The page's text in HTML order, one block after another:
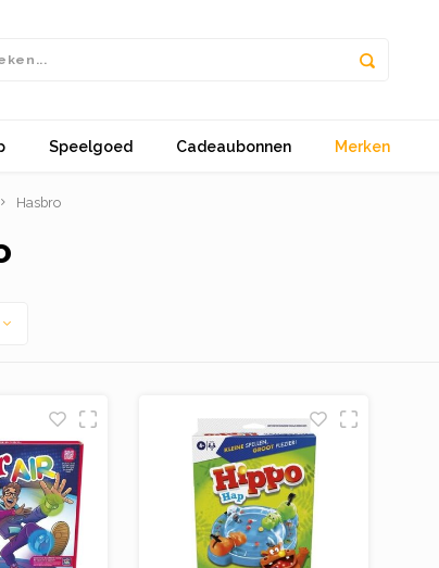
Speelgoed Cadeaubonnen Merken
Hasbro